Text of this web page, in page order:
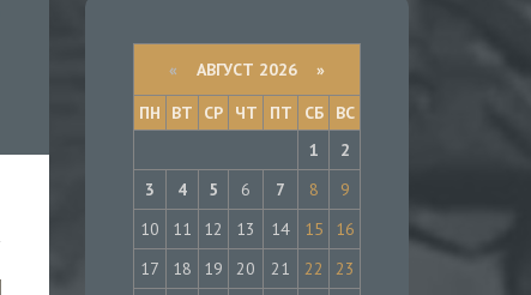
« АВГУСТ 2026 »
ПН
ВТ СР ЧТ ПТ СБ
ВС
1
2
3
4 5 6 7 8
9
10
11 12 13 14 15
16
17
18 19 20 21 22
23